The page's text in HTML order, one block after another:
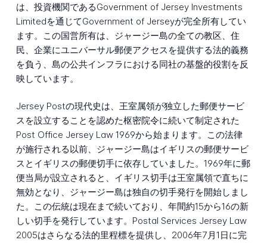
は、投資機関であるGovernment of Jersey Investments
Limitedを通じてGovernment of Jerseyが完全所有してい
ます。この国営所有は、ジャージー島の全ての教区、住
民、企業にユニバーサル郵便アクセスを提供する法的義務
を負う、島の公共インフラにおける同社の基盤的役割を反
映しています。
Jersey Postの現代史は、王室属領が独立した郵便サービ
スを設立することを認めた枢密院令に続いて制定された
Post Office Jersey Law 1969から始まります。この法律
が施行される以前、ジャージー島はイギリスの郵便サービ
スとイギリスの郵便切手に依存していました。1969年に郵
便当局が設立されると、イギリス切手は王室属領で直ちに
無効となり、ジャージー島は独自の切手発行を開始しまし
た。この伝統は現在まで続いており、年間約15から16の新
しい切手を発行しています。Postal Services Jersey Law
2005はさらなる法的里程標を提供し、2006年7月1日に完